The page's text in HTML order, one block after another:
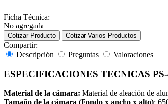
Ficha Técnica:
No agregada
Cotizar Producto Cotizar Varios Productos
Compartir:
Descripción
Preguntas Valoraciones
ESPECIFICACIONES TECNICAS
Material de la cámara: Material de aleación de
Tamaño de la cámara (Fondo x ancho x alto):